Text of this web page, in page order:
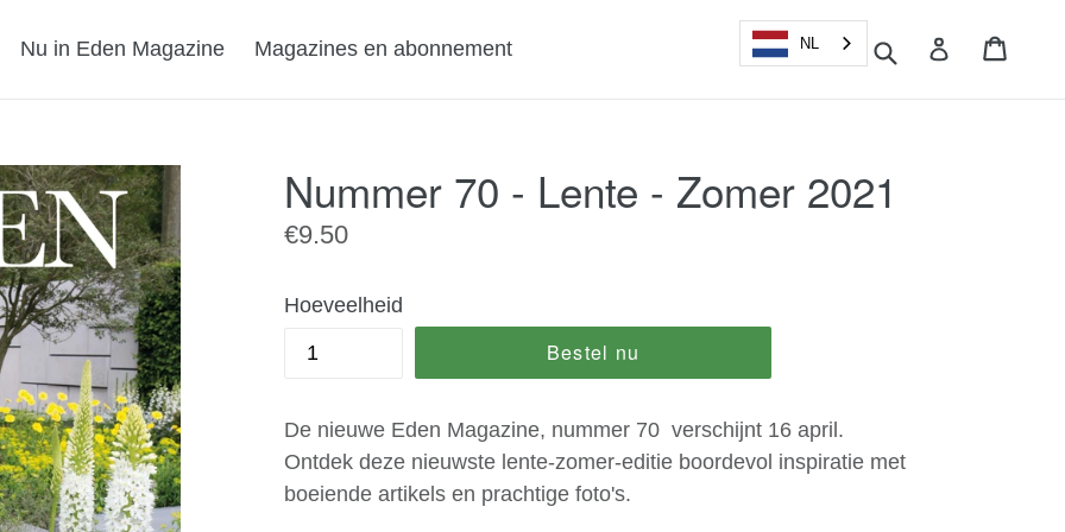
Nu in Eden Magazine Magazines en abonnement NL Zoek Aanmelden
Nummer 70 - Lente - Zomer 2021
Normale
€9.50
Hoeveelheid
Bestel nu
De nieuwe Eden Magazine, nummer 70 verschijnt 16 april.
Ontdek deze nieuwste lente-zomer-editie boordevol inspiratie met
boeiende artikels en prachtige foto's.